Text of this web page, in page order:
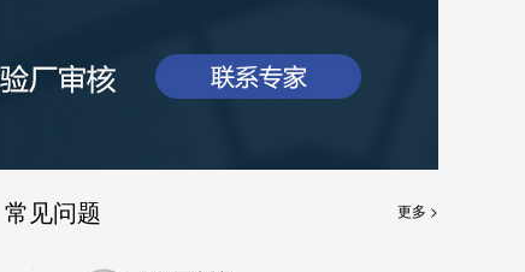
更多 >
常见问题